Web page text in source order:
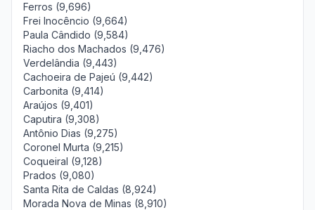
Ferros (9,696)
Frei Inocêncio (9,664)
Paula Cândido (9,584)
Riacho dos Machados (9,476)
Verdelândia (9,443)
Cachoeira de Pajeú (9,442)
Carbonita (9,414)
Araújos (9,401)
Caputira (9,308)
Antônio Dias (9,275)
Coronel Murta (9,215)
Coqueiral (9,128)
Prados (9,080)
Santa Rita de Caldas (8,924)
Morada Nova de Minas (8,910)